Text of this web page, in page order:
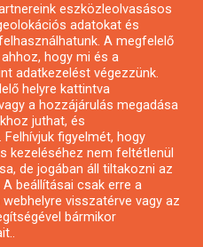
eszközleolvasásos
adatokat és
A megfelelő
hogy mi és a
adatkezelést végezzünk.
helyre kattintva
a hozzájárulás megadása
juthat, és
figyelmét, hogy
kezeléséhez nem feltétlenül
de jogában áll tiltakozni az
beállításai csak erre a
visszatérve vagy az
bármikor